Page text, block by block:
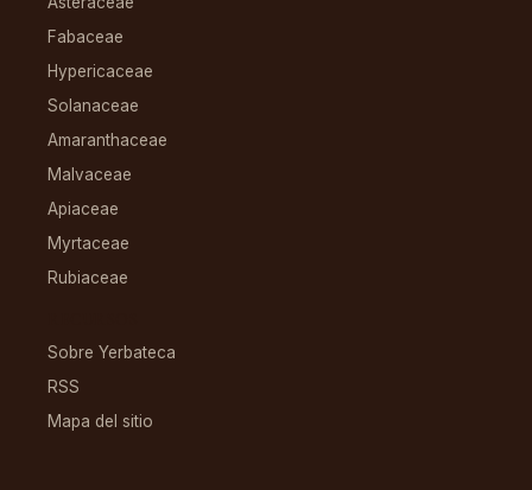
Fabaceae
Hypericaceae
Solanaceae
Amaranthaceae
Malvaceae
Apiaceae
Myrtaceae
Rubiaceae
Sobre Yerbateca
RSS
Mapa del sitio